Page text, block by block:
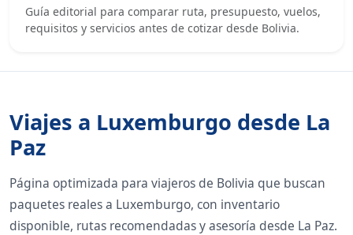
Guía editorial para comparar ruta, presupuesto, vuelos,
requisitos y servicios antes de cotizar desde Bolivia.
Viajes a Luxemburgo desde La
Paz
Página optimizada para viajeros de Bolivia que buscan
paquetes reales a Luxemburgo, con inventario
disponible, rutas recomendadas y asesoría desde La Paz.